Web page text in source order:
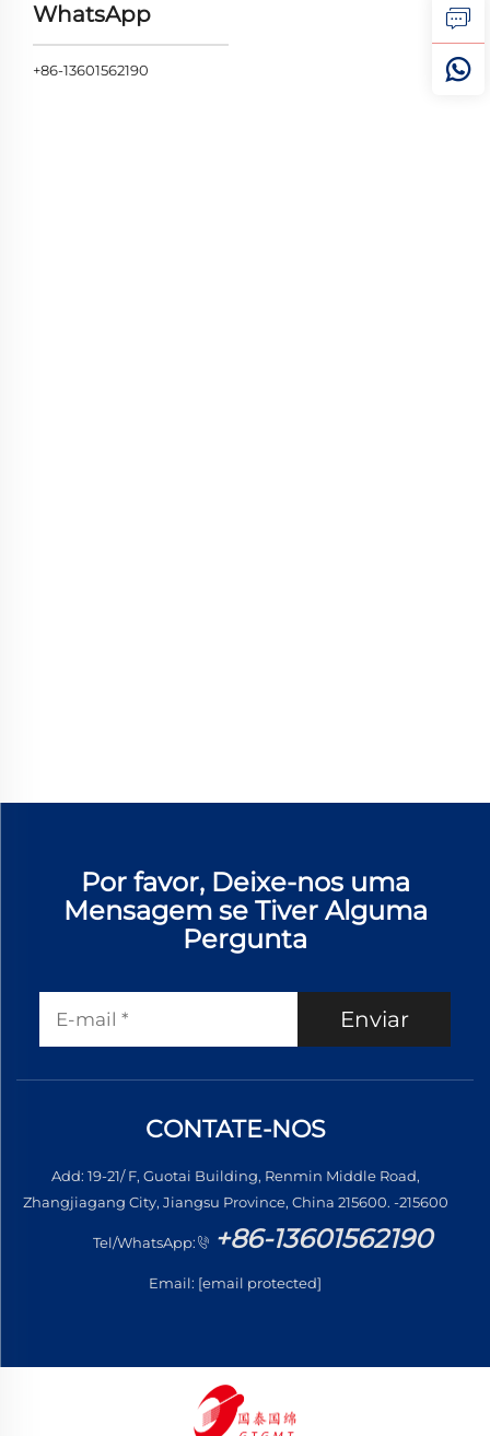
WhatsApp
+86-13601562190
Por favor, Deixe-nos uma
Mensagem se Tiver Alguma
Pergunta
Enviar
CONTATE-NOS
Add: 19-21/ F, Guotai Building, Renmin Middle Road,
Zhangjiagang City, Jiangsu Province, China 215600. -215600
Tel/WhatsApp: +86-13601562190
Email: [email protected]